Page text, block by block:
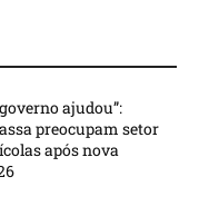
ajudou”:
preocupam setor
após nova